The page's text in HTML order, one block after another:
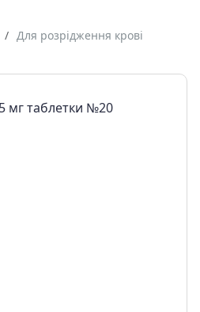
Для розрідження крові